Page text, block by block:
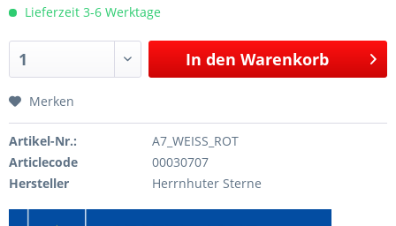
Lieferzeit 3-6 Werktage
In den Warenkorb
Merken
Artikel-Nr.:
A7_WEISS_ROT
Articlecode
00030707
Hersteller
Herrnhuter Sterne